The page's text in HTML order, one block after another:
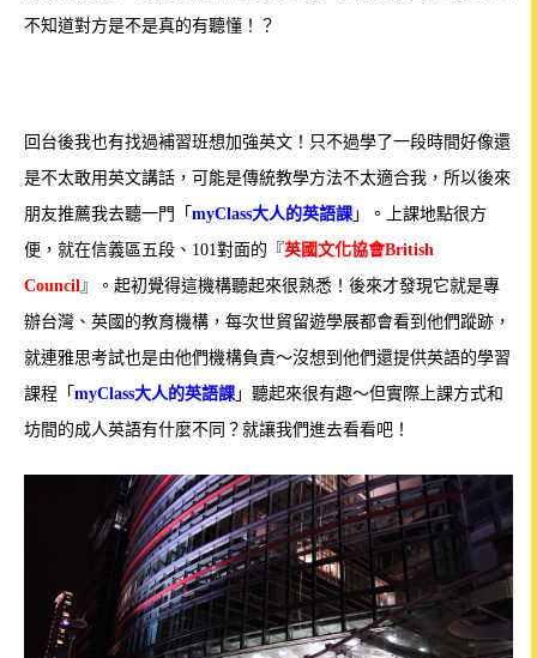
不知道對方是不是真的有聽懂！？
回台後我也有找過補習班想加強英文！ 只不過學了一段時間好像還
是不太敢用英文講話，可能是傳統教學方法不太適合我，所以後來
朋友推薦我去聽一門「 myClass大人的英語課 」。
上課地點很方
便，就在信義區五段、101對面的 『英國文化協會British
Council』
。起初覺得這機構聽起來很熟悉！後來才發現它就是專
辦台灣、英國的教育機構，每次世貿留遊學展都會看到他們蹤跡，
就連雅思考試也是由他們機構負責～沒想到他們還提供英語的學習
課程「 myClass大人的英語課 」聽起來很有趣～但實際上課方式和
坊間的成人英語有什麼不同？就讓我們進去看看吧！